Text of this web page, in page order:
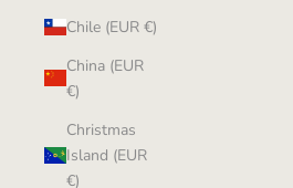
Chile (EUR €)
China (EUR
€)
Christmas
Island (EUR
€)